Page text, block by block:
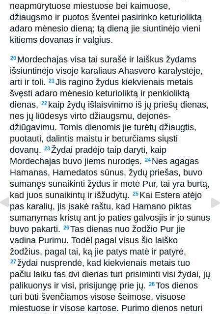
neapmūrytuose miestuose bei kaimuose,
džiaugsmo ir puotos šventei pasirinko keturioliktą
adaro mėnesio dieną; tą dieną jie siuntinėjo vieni
kitiems dovanas ir valgius.
20 Mordechajas visa tai surašė ir laiškus žydams
išsiuntinėjo visoje karaliaus Ahasvero karalystėje,
arti ir toli. 21Jis ragino žydus kiekvienais metais
švęsti adaro mėnesio keturioliktą ir penkioliktą
dienas, 22 kaip žydų išlaisvinimo iš jų priešų dienas,
nes jų liūdesys virto džiaugsmu, dejonės­
džiūgavimu. Tomis dienomis jie turėtų džiaugtis,
puotauti, dalintis maistu ir beturčiams siųsti
dovanų. 23Žydai pradėjo taip daryti, kaip
Mordechajas buvo jiems nurodęs. 24 Nes agagas
Hamanas, Hamedatos sūnus, žydų priešas, buvo
sumanęs sunaikinti žydus ir metė Pur, tai yra burtą,
kad juos sunaikintų ir išžudytų. 25 Kai Estera atėjo
pas karalių, jis įsakė raštu, kad Hamano piktas
sumanymas kristų ant jo paties galvos­jis ir jo sūnūs
buvo pakarti. 26Tas dienas nuo žodžio Pur jie
vadina Purimu. Todėl pagal visus šio laiško
žodžius, pagal tai, ką jie patys matė ir patyrė,
27žydai nusprendė, kad kiekvienais metais tuo
pačiu laiku tas dvi dienas turi prisiminti visi žydai, jų
palikuonys ir visi, prisijungę prie jų. 28Tos dienos
turi būti švenčiamos visose šeimose, visuose
miestuose ir visose kartose. Purimo dienos neturi